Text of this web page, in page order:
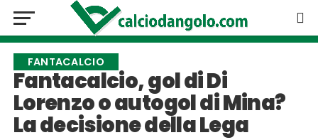
FANTACALCIO
Fantacalcio, gol di Di
Lorenzo o autogol di Mina?
La decisione della Lega